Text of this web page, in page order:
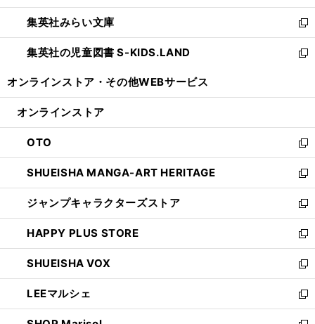
開
く
ウ
で
開
く
ン
ド
ウ
で
ウ
ィ
ン
ド
開
集英社みらい文庫
新
し
い
ン
ウ
で
開
く
集英社の児童図書 S-KIDS.LAND
新
ウ
ン
ド
ウ
で
開
く
オンラインストア・ その他WEBサービス
オンラインストア
OTO
新
し
い
ウ
ィ
ン
ド
ウ
で
開
く
SHUEISHA MANGA-ART HERITAGE
新
し
い
ウ
ィ
ン
ド
ウ
で
開
ジャンプキャラクターズストア
新
し
い
ウ
ィ
ン
ド
ウ
HAPPY PLUS STORE
新
し
い
ウ
ィ
ン
SHUEISHA VOX
新
し
い
ウ
LEEマルシェ
新
し